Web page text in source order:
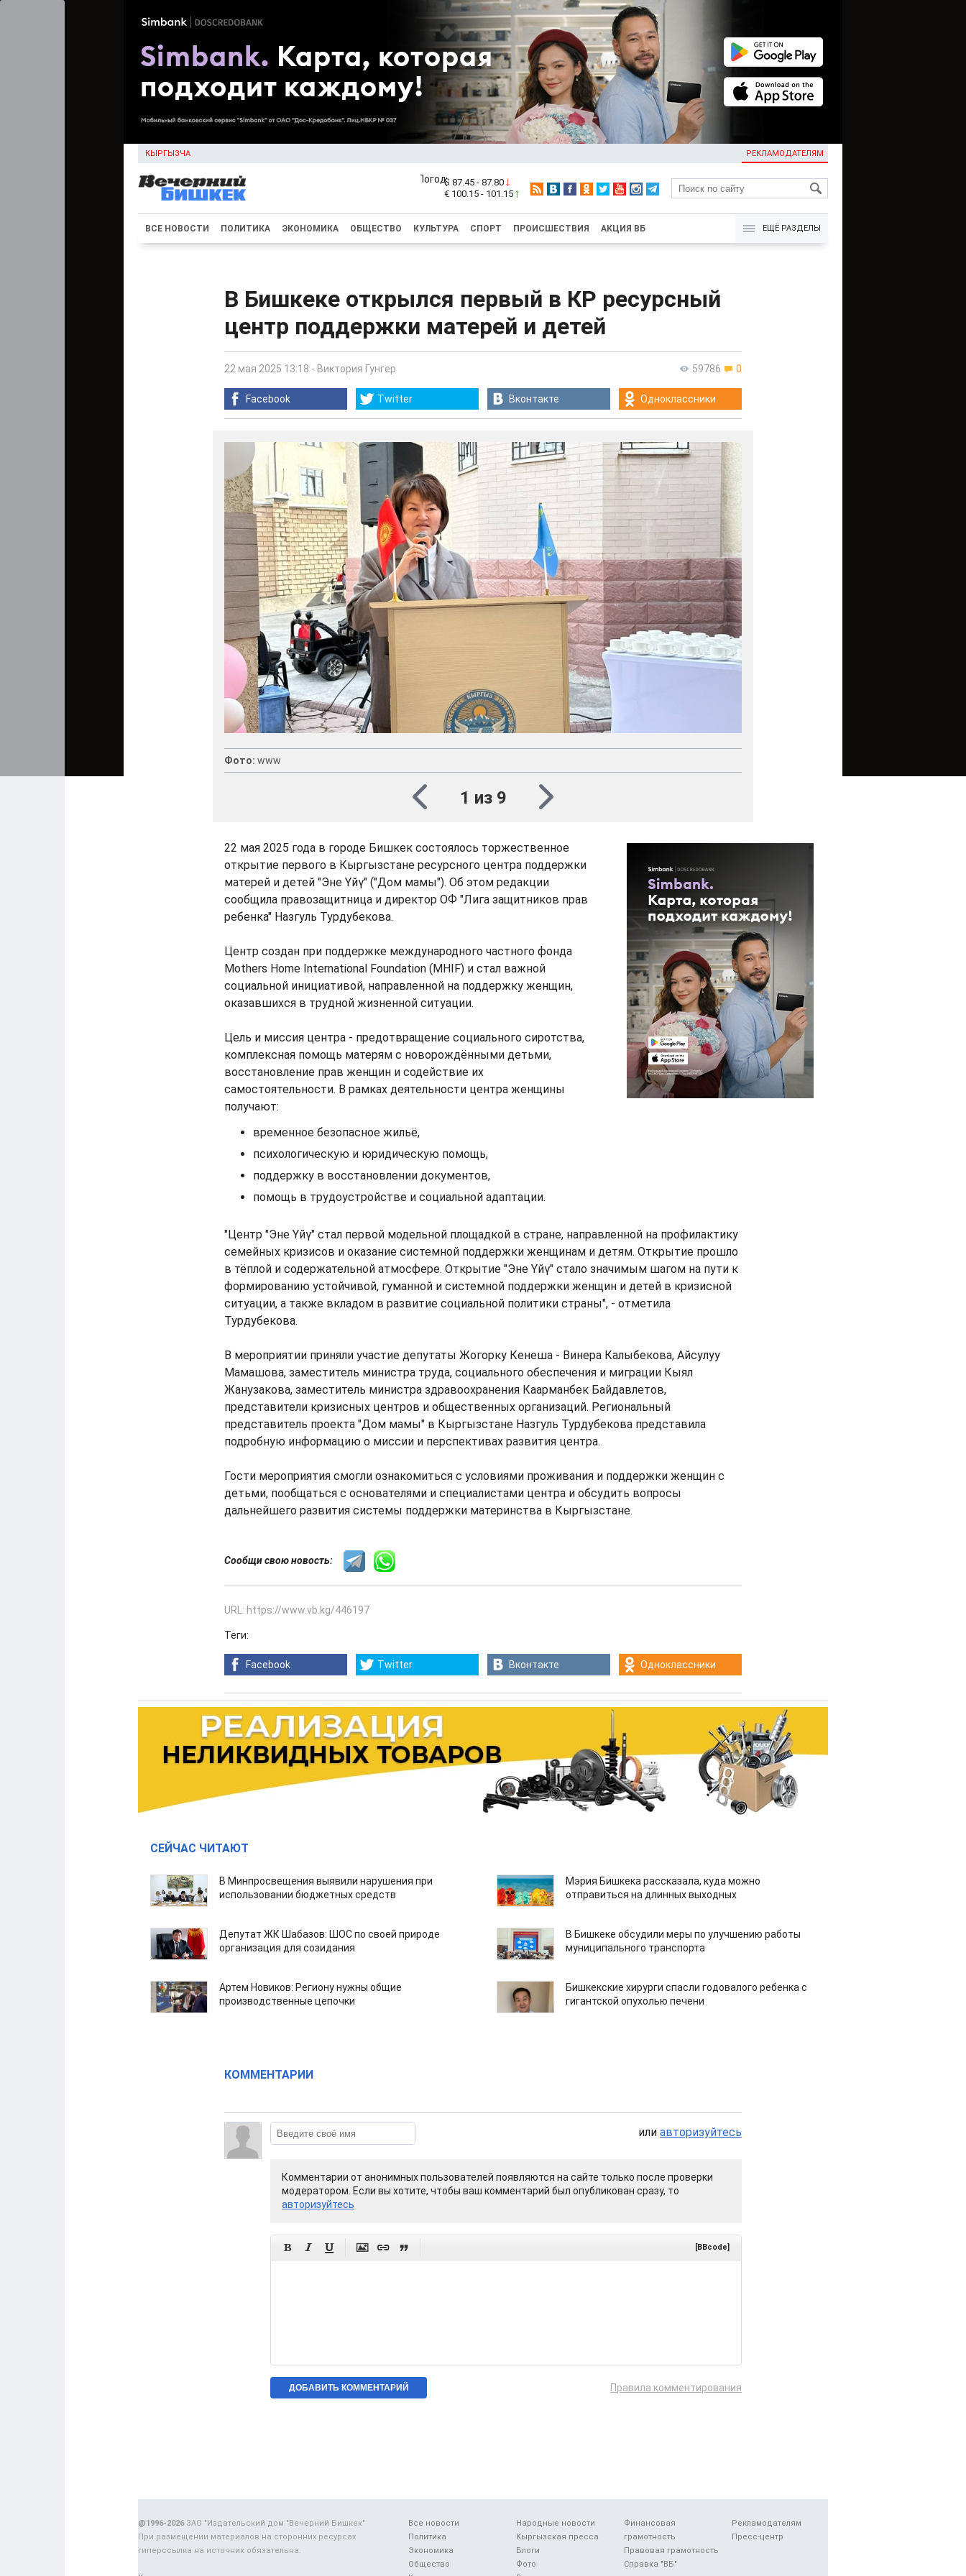
КЫРГЫЗЧА РЕКЛАМОДАТЕЛЯМ
KG
$ 87.45 - 87.80
€ 100.15 - 101.15
ВСЕ НОВОСТИ ПОЛИТИКА ЭКОНОМИКА ОБЩЕСТВО КУЛЬТУРА СПОРТ ПРОИСШЕСТВИЯ АКЦИЯ ВБ ЕЩЁ РАЗДЕЛЫ
В Бишкеке открылся первый в КР ресурсный
центр поддержки матерей и детей
59786 0
22 мая 2025 13:18 - Виктория Гунгер
Facebook Twitter Вконтакте Одноклассники
Фото: www
1 из 9
22 мая 2025 года в городе Бишкек состоялось торжественное
открытие первого в Кыргызстане ресурсного центра поддержки
матерей и детей "Эне Үйү" ("Дом мамы"). Об этом редакции
сообщила правозащитница и директор ОФ "Лига защитников прав
ребенка" Назгуль Турдубекова.
Центр создан при поддержке международного частного фонда
Mothers Home International Foundation (MHIF) и стал важной
социальной инициативой, направленной на поддержку женщин,
оказавшихся в трудной жизненной ситуации.
Цель и миссия центра - предотвращение социального сиротства,
комплексная помощь матерям с новорождёнными детьми,
восстановление прав женщин и содействие их
самостоятельности. В рамках деятельности центра женщины
получают:
временное безопасное жильё,
психологическую и юридическую помощь,
поддержку в восстановлении документов,
помощь в трудоустройстве и социальной адаптации.
"Центр "Эне Үйү" стал первой модельной площадкой в стране, направленной на профилактику
семейных кризисов и оказание системной поддержки женщинам и детям. Открытие прошло
в тёплой и содержательной атмосфере. Открытие "Эне Үйү" стало значимым шагом на пути к
формированию устойчивой, гуманной и системной поддержки женщин и детей в кризисной
ситуации, а также вкладом в развитие социальной политики страны", - отметила
Турдубекова.
В мероприятии приняли участие депутаты Жогорку Кенеша - Винера Калыбекова, Айсулуу
Мамашова, заместитель министра труда, социального обеспечения и миграции Кыял
Жанузакова, заместитель министра здравоохранения Каарманбек Байдавлетов,
представители кризисных центров и общественных организаций. Региональный
представитель проекта "Дом мамы" в Кыргызстане Назгуль Турдубекова представила
подробную информацию о миссии и перспективах развития центра.
Гости мероприятия смогли ознакомиться с условиями проживания и поддержки женщин с
детьми, пообщаться с основателями и специалистами центра и обсудить вопросы
дальнейшего развития системы поддержки материнства в Кыргызстане.
Сообщи свою новость:
URL: https://www.vb.kg/446197
Теги:
Facebook Twitter Вконтакте Одноклассники
СЕЙЧАС ЧИТАЮТ
В Минпросвещения выявили нарушения при
использовании бюджетных средств
Мэрия Бишкека рассказала, куда можно
отправиться на длинных выходных
Депутат ЖК Шабазов: ШОС по своей природе
организация для созидания
В Бишкеке обсудили меры по улучшению работы
муниципального транспорта
Артем Новиков: Региону нужны общие
производственные цепочки
Бишкекские хирурги спасли годовалого ребенка с
гигантской опухолью печени
КОММЕНТАРИИ
или авторизуйтесь
Комментарии от анонимных пользователей появляются на сайте только после проверки
модератором. Если вы хотите, чтобы ваш комментарий был опубликован сразу, то
авторизуйтесь
      [BBcode]
Правила комментирования
Все новости
Политика
Экономика
Общество
Народные новости
Кыргызская пресса
Блоги
Фото
Финансовая
грамотность
Правовая грамотность
Справка "ВБ"
Рекламодателям
Пресс-центр
@1996-2026ЗАО "Издательский дом "Вечерний Бишкек"
При размещении материалов на сторонних ресурсах
гиперссылка на источник обязательна.